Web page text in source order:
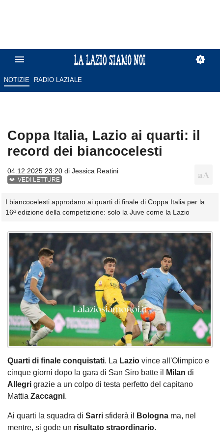
NOTIZIE RADIO LAZIALE
Coppa Italia, Lazio ai quarti: il
record dei biancocelesti
04.12.2025 23:20 di Jessica Reatini
VEDI LETTURE
I biancocelesti approdano ai quarti di finale di Coppa Italia per la
16ª edizione della competizione: solo la Juve come la Lazio
Quarti di finale conquistati. La Lazio vince all'Olimpico e
cinque giorni dopo la gara di San Siro batte il
Milan di
Allegri grazie a un colpo di testa perfetto del capitano
Mattia Zaccagni.
Ai quarti la squadra di Sarri sfiderà il Bologna ma, nel
mentre, si gode un risultato straordinario.